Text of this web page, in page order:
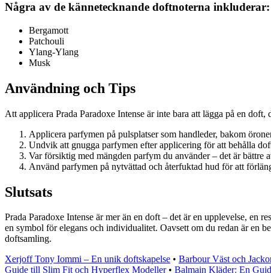
Några av de kännetecknande doftnoterna inkluderar:
Bergamott
Patchouli
Ylang-Ylang
Musk
Användning och Tips
Att applicera Prada Paradoxe Intense är inte bara att lägga på en
Applicera parfymen på pulsplatser som handleder, bakom
Undvik att gnugga parfymen efter applicering för att behålla
Var försiktig med mängden parfym du använder – det är bättre
Använd parfymen på nytvättad och återfuktad hud för att
Slutsats
Prada Paradoxe Intense är mer än en doft – det är en upplevelse, en
en symbol för elegans och individualitet. Oavsett om du redan är en
doftsamling.
Xerjoff Tony Iommi – En unik doftskapelse • Barbour Väst och
Guide till Slim Fit och Hyperflex Modeller• Balmain Kläder: En